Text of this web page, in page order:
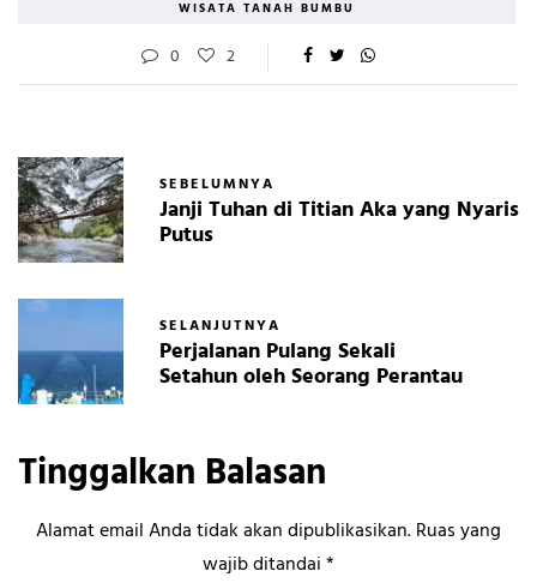
WISATA TANAH BUMBU
0 2
SEBELUMNYA
Janji Tuhan di Titian Aka yang Nyaris
Putus
SELANJUTNYA
Perjalanan Pulang Sekali
Setahun oleh Seorang Perantau
Tinggalkan Balasan
Alamat email Anda tidak akan dipublikasikan.Ruas yang
wajib ditandai*